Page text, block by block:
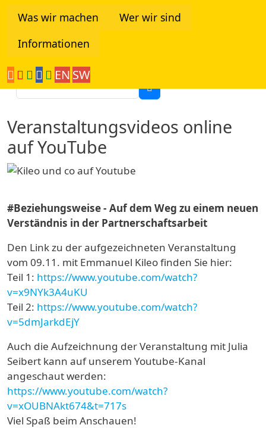
Was wir machen
Wer wir sind
Informationen
EN SW
Suche
Veranstaltungsvideos online
auf YouTube
#Beziehungsweise - Auf dem Weg zu einem neuen
Verständnis in der Partnerschaftsarbeit
Den Link zu der aufgezeichneten Veranstaltung
vom 09.11. mit Emmanuel Kileo finden Sie hier:
Teil 1: https://www.youtube.com/watch?
v=x9NYk3A4uKU
Teil 2: https://www.youtube.com/watch?
v=5dmJarkdEjY
Auch die Aufzeichnung der Veranstaltung mit Julia
Seibert kann auf unserem Youtube-Kanal
angeschaut werden:
https://www.youtube.com/watch?
v=xOUBNAkt674&t=717s
Viel Spaß beim Anschauen!